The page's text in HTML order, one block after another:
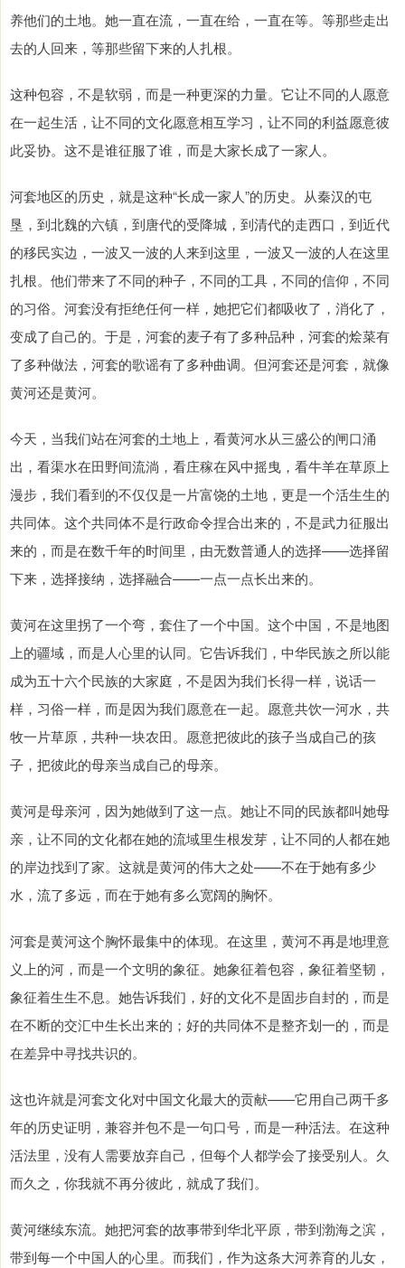
养他们的土地。她一直在流，一直在给，一直在等。等那些走出
去的人回来，等那些留下来的人扎根。
这种包容，不是软弱，而是一种更深的力量。它让不同的人愿意
在一起生活，让不同的文化愿意相互学习，让不同的利益愿意彼
此妥协。这不是谁征服了谁，而是大家长成了一家人。
河套地区的历史，就是这种“长成一家人”的历史。从秦汉的屯
垦，到北魏的六镇，到唐代的受降城，到清代的走西口，到近代
的移民实边，一波又一波的人来到这里，一波又一波的人在这里
扎根。他们带来了不同的种子，不同的工具，不同的信仰，不同
的习俗。河套没有拒绝任何一样，她把它们都吸收了，消化了，
变成了自己的。于是，河套的麦子有了多种品种，河套的烩菜有
了多种做法，河套的歌谣有了多种曲调。但河套还是河套，就像
黄河还是黄河。
今天，当我们站在河套的土地上，看黄河水从三盛公的闸口涌
出，看渠水在田野间流淌，看庄稼在风中摇曳，看牛羊在草原上
漫步，我们看到的不仅仅是一片富饶的土地，更是一个活生生的
共同体。这个共同体不是行政命令捏合出来的，不是武力征服出
来的，而是在数千年的时间里，由无数普通人的选择——选择留
下来，选择接纳，选择融合——一点一点长出来的。
黄河在这里拐了一个弯，套住了一个中国。这个中国，不是地图
上的疆域，而是人心里的认同。它告诉我们，中华民族之所以能
成为五十六个民族的大家庭，不是因为我们长得一样，说话一
样，习俗一样，而是因为我们愿意在一起。愿意共饮一河水，共
牧一片草原，共种一块农田。愿意把彼此的孩子当成自己的孩
子，把彼此的母亲当成自己的母亲。
黄河是母亲河，因为她做到了这一点。她让不同的民族都叫她母
亲，让不同的文化都在她的流域里生根发芽，让不同的人都在她
的岸边找到了家。这就是黄河的伟大之处——不在于她有多少
水，流了多远，而在于她有多么宽阔的胸怀。
河套是黄河这个胸怀最集中的体现。在这里，黄河不再是地理意
义上的河，而是一个文明的象征。她象征着包容，象征着坚韧，
象征着生生不息。她告诉我们，好的文化不是固步自封的，而是
在不断的交汇中生长出来的；好的共同体不是整齐划一的，而是
在差异中寻找共识的。
这也许就是河套文化对中国文化最大的贡献——它用自己两千多
年的历史证明，兼容并包不是一句口号，而是一种活法。在这种
活法里，没有人需要放弃自己，但每个人都学会了接受别人。久
而久之，你我就不再分彼此，就成了我们。
黄河继续东流。她把河套的故事带到华北平原，带到渤海之滨，
带到每一个中国人的心里。而我们，作为这条大河养育的儿女，